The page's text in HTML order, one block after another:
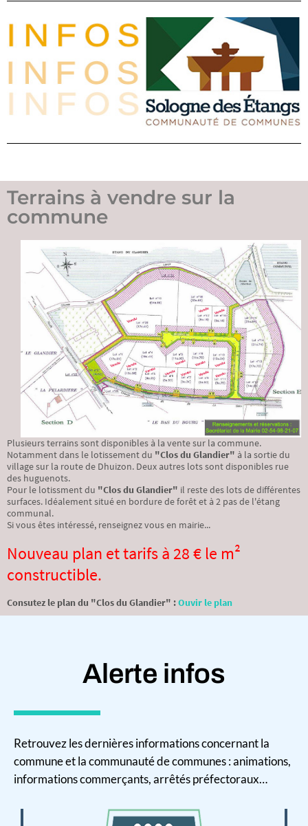
Terrains à vendre sur la
commune
Plusieurs terrains sont disponibles à la vente sur la commune.
Notamment dans le lotissement du "Clos du Glandier" à la sortie du
village sur la route de Dhuizon. Deux autres lots sont disponibles rue
des huguenots.
Pour le lotissment du "Clos du Glandier" il reste des lots de différentes
surfaces. Idéalement situé en bordure de forêt et à 2 pas de l'étang
communal.
Si vous êtes intéressé, renseignez vous en mairie...
Nouveau plan et tarifs à 28 € le m²
constructible.
Consutez le plan du "Clos du Glandier" :Ouvir le plan
Alerte infos
Retrouvez les dernières informations concernant la
commune et la communauté de communes : animations,
informations commerçants, arrêtés préfectoraux…